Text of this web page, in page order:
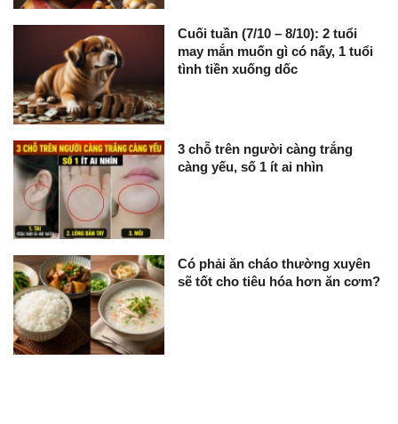
Cuối tuần (7/10 – 8/10): 2 tuổi
may mắn muốn gì có nấy, 1 tuổi
tình tiền xuống dốc
3 chỗ trên người càng trắng
càng yếu, số 1 ít ai nhìn
Có phải ăn cháo thường xuyên
sẽ tốt cho tiêu hóa hơn ăn cơm?